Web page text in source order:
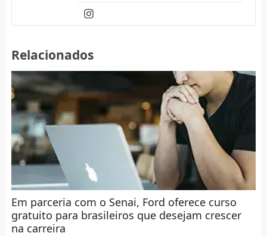
Relacionados
Em parceria com o Senai, Ford oferece curso
gratuito para brasileiros que desejam crescer
na carreira